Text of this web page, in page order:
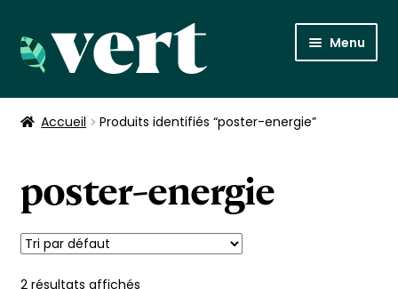
Aller
à
navigation
Aller
au
contenu
Menu
Posters
Retour sur Vert, le média
Accueil Produits identifiés “poster-energie”
poster-energie
2 résultats affichés